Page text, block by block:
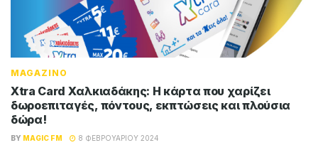
MAGAZINO
Xtra Card Χαλκιαδάκης: Η κάρτα που χαρίζει
δωροεπιταγές, πόντους, εκπτώσεις και πλούσια
δώρα!
BY MAGIC FM 8 ΦΕΒΡΟΥΑΡΊΟΥ 2024